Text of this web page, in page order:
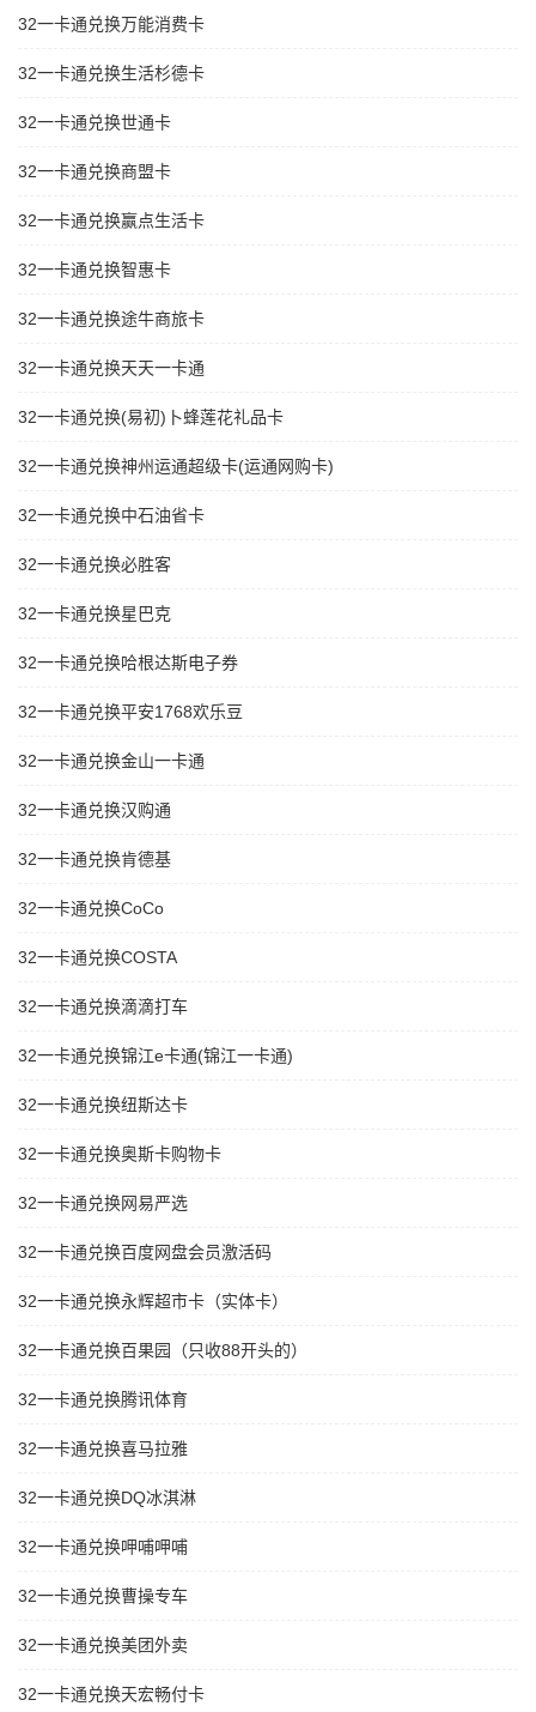
32一卡通兑换万能消费卡
32一卡通兑换生活杉德卡
32一卡通兑换世通卡
32一卡通兑换商盟卡
32一卡通兑换赢点生活卡
32一卡通兑换智惠卡
32一卡通兑换途牛商旅卡
32一卡通兑换天天一卡通
32一卡通兑换(易初)卜蜂莲花礼品卡
32一卡通兑换神州运通超级卡(运通网购卡)
32一卡通兑换中石油省卡
32一卡通兑换必胜客
32一卡通兑换星巴克
32一卡通兑换哈根达斯电子券
32一卡通兑换平安1768欢乐豆
32一卡通兑换金山一卡通
32一卡通兑换汉购通
32一卡通兑换肯德基
32一卡通兑换CoCo
32一卡通兑换COSTA
32一卡通兑换滴滴打车
32一卡通兑换锦江e卡通(锦江一卡通)
32一卡通兑换纽斯达卡
32一卡通兑换奥斯卡购物卡
32一卡通兑换网易严选
32一卡通兑换百度网盘会员激活码
32一卡通兑换永辉超市卡（实体卡）
32一卡通兑换百果园（只收88开头的）
32一卡通兑换腾讯体育
32一卡通兑换喜马拉雅
32一卡通兑换DQ冰淇淋
32一卡通兑换呷哺呷哺
32一卡通兑换曹操专车
32一卡通兑换美团外卖
32一卡通兑换天宏畅付卡